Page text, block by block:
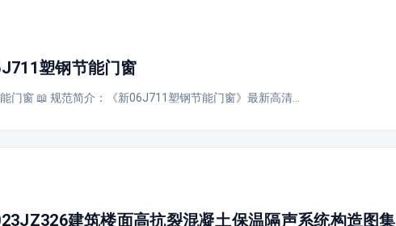
塑钢节能门窗
门窗 📖 规范简介：《新06J711塑钢节能门窗》最新高清…
建筑楼面高抗裂混凝土保温隔声系统构造图集